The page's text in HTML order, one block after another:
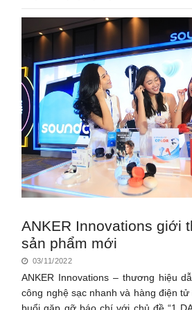
ANKER Innovations giới
sản phẩm mới
03/11/2022
ANKER Innovations – thương hiệu
công nghệ sạc nhanh và hàng điện
buổi gặp gỡ báo chí với chủ đề “1